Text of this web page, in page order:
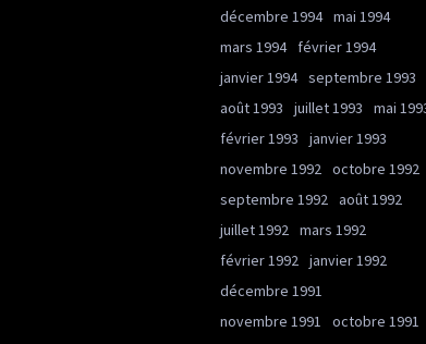
décembre 1994 mai 1994
mars 1994
février 1994
janvier 1994 septembre 1993
août 1993
juillet 1993
mai
février 1993
janvier 1993
novembre 1992 octobre 1992
septembre 1992 août 1992
juillet 1992 mars 1992
février 1992 janvier 1992
décembre 1991
novembre 1991
octobre 1991